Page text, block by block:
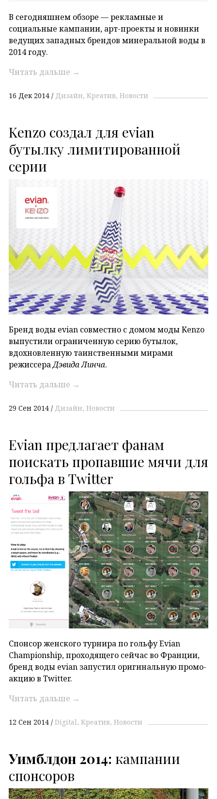
В сегодняшнем обзоре — рекламные и
социальные кампании, арт-проекты и новинки
ведущих западных брендов минеральной воды в
2014 году.
Читать дальше →
16 Дек 2014 Дизайн Креатив Новости
Kenzo создал для evian
бутылку лимитированной
серии
Бренд воды evian совместно с домом моды Kenzo
выпустили ограниченную серию бутылок,
вдохновленную таинственными мирами
режиссера Дэвида Линча.
Читать дальше →
29 Сен 2014 Дизайн Новости
Evian предлагает фанам
поискать пропавшие мячи для
гольфа в Twitter
Спонсор женского турнира по гольфу Evian
Championship, проходящего сейчас во Франции,
бренд воды evian запустил оригинальную промо-
акцию в Twitter.
Читать дальше →
12 Сен 2014 Digital Креатив Новости
Уимблдон 2014: кампании
спонсоров